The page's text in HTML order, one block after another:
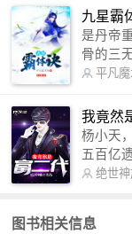
信公众
九星霸
是丹帝
骨的三
术，修
勾搭各色美
尘一到
故事纯
号入座
平凡
我竟然
杨小天
五百亿
书，给
呢？” “回杨总，开车太堵，已经给你安排了直升
绝世
图书相关信息